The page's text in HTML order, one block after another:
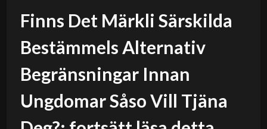
Finns Det Märkli Särskilda
Bestämmels Alternativ
Begränsningar Innan
Ungdomar Såso Vill Tjäna